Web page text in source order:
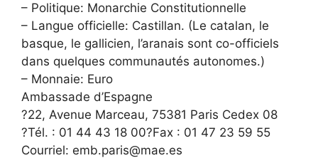
– Politique: Monarchie Constitutionnelle
– Langue officielle: Castillan. (Le catalan, le
basque, le gallicien, l’aranais sont co-officiels
dans quelques communautés autonomes.)
– Monnaie: Euro
Ambassade d’Espagne
?22, Avenue Marceau, 75381 Paris Cedex 08
?Tél. : 01 44 43 18 00?Fax : 01 47 23 59 55
Courriel: emb.paris@mae.es